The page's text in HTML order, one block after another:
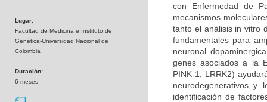
Lugar:
Facultad de Medicina e Instituto de
Genética-Universidad Nacional de
Colombia
Duración:
6 meses
con Enfermedad de
mecanismos
tanto el análisis in vitro
fundamentales para
neuronal
genes asociados a la
PINK-1, LRRK2)
neurodegenerativos y
identificación de